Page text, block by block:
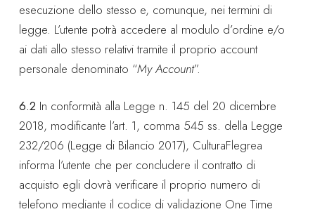
esecuzione dello stesso e, comunque, nei termini di
legge. L’utente potrà accedere al modulo d’ordine e/o
ai dati allo stesso relativi tramite il proprio account
personale denominato “My Account”.
6.2 In conformità alla Legge n. 145 del 20 dicembre
2018, modificante l’art. 1, comma 545 ss. della Legge
232/206 (Legge di Bilancio 2017), CulturaFlegrea
informa l’utente che per concludere il contratto di
acquisto egli dovrà verificare il proprio numero di
telefono mediante il codice di validazione One Time